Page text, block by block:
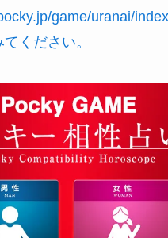
game/uranai/
ください。